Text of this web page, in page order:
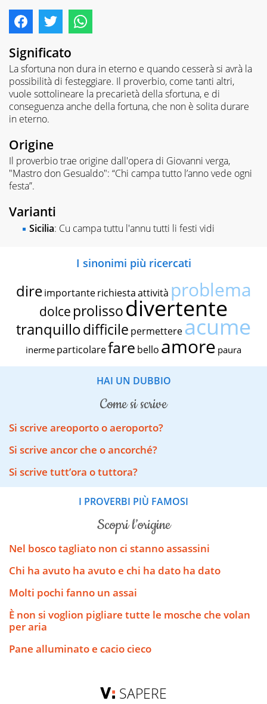
Significato
La sfortuna non dura in eterno e quando cesserà si avrà la
possibilità di festeggiare. Il proverbio, come tanti altri,
vuole sottolineare la precarietà della sfortuna, e di
conseguenza anche della fortuna, che non è solita durare
in eterno.
Origine
Il proverbio trae origine dall'opera di Giovanni verga,
"Mastro don Gesualdo": “Chi campa tutto l’anno vede ogni
festa”.
Varianti
Sicilia: Cu campa tuttu l'annu tutti li festi vidi
I sinonimi più ricercati
dire importante richiestaattività problema
dolce prolissodivertente
tranquillodifficile permettereacume
inerme particolarefare bello amore paura
HAI UN DUBBIO
come si scrive
Si scrive areoporto o aeroporto?
Si scrive ancor che o ancorché?
Si scrive tutt’ora o tuttora?
I PROVERBI PIÙ FAMOSI
scopri l’origine
Nel bosco tagliato non ci stanno assassini
Chi ha avuto ha avuto e chi ha dato ha dato
Molti pochi fanno un assai
È non si voglion pigliare tutte le mosche che volan
per aria
Pane alluminato e cacio cieco
SAPERE